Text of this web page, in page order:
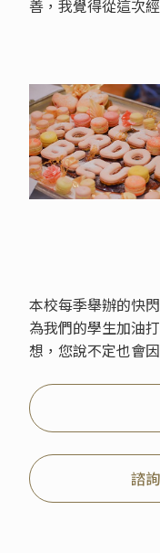
善，我覺得從這次
本校每季舉辦的快
為我們的學生加油
想，您說不定也會
諮